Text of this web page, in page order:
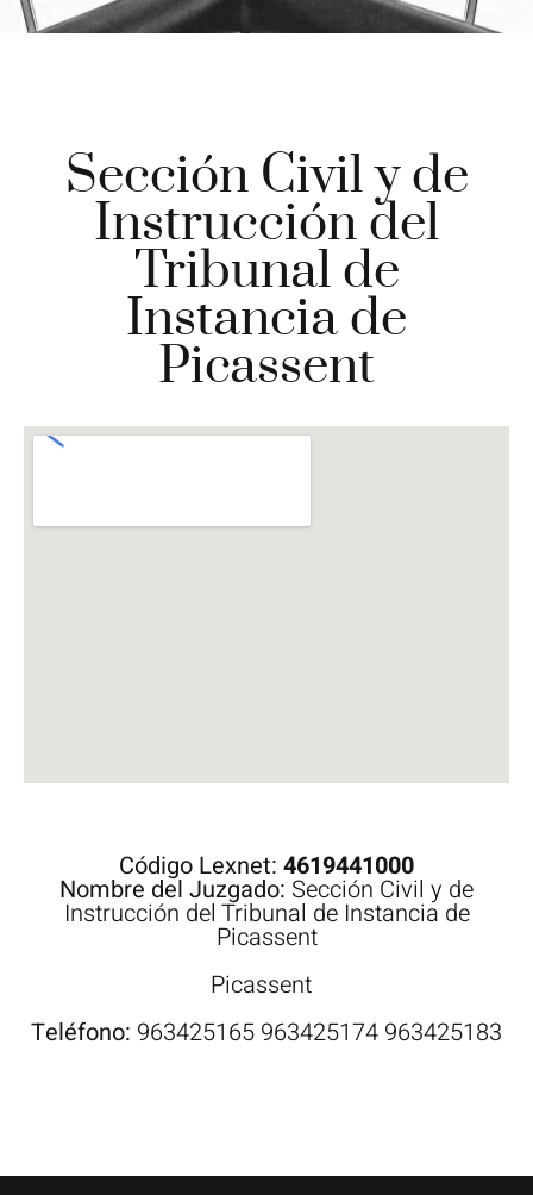
Sección Civil y de
Instrucción del
Tribunal de
Instancia de
Picassent
Código Lexnet: 4619441000
Nombre del Juzgado: Sección Civil y de
Instrucción del Tribunal de Instancia de
Picassent
Picassent
Teléfono: 963425165 963425174 963425183